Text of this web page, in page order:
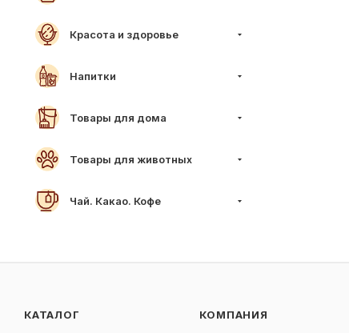
Красота и здоровье
Напитки
Товары для дома
Товары для животных
Чай. Какао. Кофе
КАТАЛОГ КОМПАНИЯ